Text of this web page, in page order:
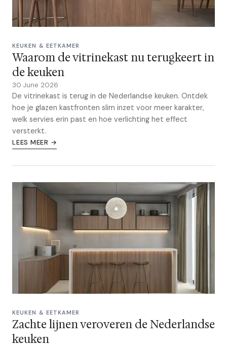
KEUKEN & EETKAMER
Waarom de vitrinekast nu terugkeert in
de keuken
30 June 2026
De vitrinekast is terug in de Nederlandse keuken. Ontdek
hoe je glazen kastfronten slim inzet voor meer karakter,
welk servies erin past en hoe verlichting het effect
versterkt.
LEES MEER →
KEUKEN & EETKAMER
Zachte lijnen veroveren de Nederlandse
keuken